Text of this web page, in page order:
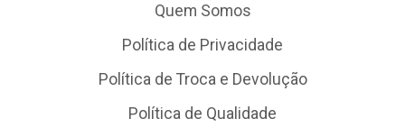
Quem Somos
Política de Privacidade
Política de Troca e Devolução
Política de Qualidade